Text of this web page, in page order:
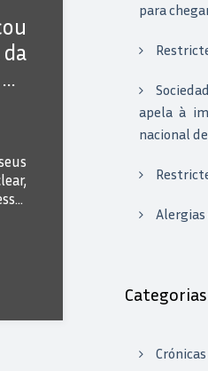
para
apela à
nacional
Alergias
Categorias
Crónicas